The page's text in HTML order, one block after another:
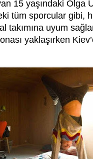
15 yaşındaki Olga
tüm sporcular gibi,
takımına uyum
yaklaşırken